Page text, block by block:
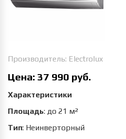
Производитель: Electrolux
Цена: 37 990 руб.
Характеристики
Площадь: до 21 м²
Тип: Неинверторный